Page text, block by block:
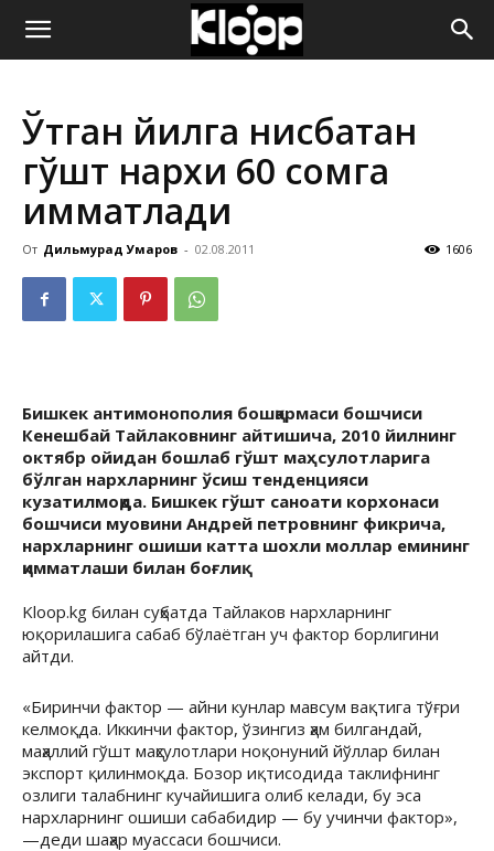
ҚИРҒИЗИСТОН
ЯНГИЛИКЛАРИ
Ўтган йилга нисбатан
гўшт нархи 60 сомга
қимматлади
От Дильмурад Умаров - 02.08.2011 1606
Бишкек антимонополия бошқармаси бошчиси
Кенешбай Тайлаковнинг айтишича, 2010 йилнинг
октябр ойидан бошлаб гўшт маҳсулотларига
бўлган нархларнинг ўсиш тенденцияси
кузатилмоқда. Бишкек гўшт саноати корхонаси
бошчиси муовини Андрей петровнинг фикрича,
нархларнинг ошиши катта шохли моллар емининг
қимматлаши билан боғлиқ.
Kloop.kg билан суҳбатда Тайлаков нархларнинг
юқорилашига сабаб бўлаётган уч фактор борлигини
айтди.
«Биринчи фактор — айни кунлар мавсум вақтига тўғри
келмоқда. Иккинчи фактор, ўзингиз ҳам билгандай,
маҳаллий гўшт маҳсулотлари ноқонуний йўллар билан
экспорт қилинмоқда. Бозор иқтисодида таклифнинг
озлиги талабнинг кучайишига олиб келади, бу эса
нархларнинг ошиши сабабидир — бу учинчи фактор»,
—деди шаҳар муассаси бошчиси.